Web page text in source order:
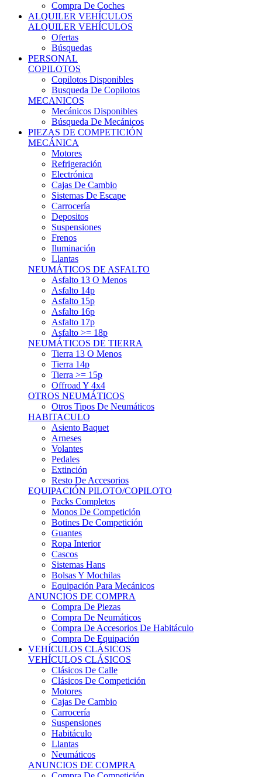
ALQUILER VEHÍCULOS
Ofertas
Búsquedas
PERSONAL
COPILOTOS
Copilotos Disponibles
Busqueda De Copilotos
MECANICOS
Mecánicos Disponibles
Búsqueda De Mecánicos
PIEZAS DE COMPETICIÓN
MECÁNICA
Motores
Refrigeración
Electrónica
Cajas De Cambio
Sistemas De Escape
Carrocería
Depositos
Suspensiones
Frenos
Iluminación
Llantas
NEUMÁTICOS DE ASFALTO
Asfalto 13 O Menos
Asfalto 14p
Asfalto 15p
Asfalto 16p
Asfalto 17p
Asfalto >= 18p
NEUMÁTICOS DE TIERRA
Tierra 13 O Menos
Tierra 14p
Tierra >= 15p
Offroad Y 4x4
OTROS NEUMÁTICOS
Otros Tipos De Neumáticos
HABITACULO
Asiento Baquet
Arneses
Volantes
Pedales
Extinción
Resto De Accesorios
EQUIPACIÓN PILOTO/COPILOTO
Packs Completos
Monos De Competición
Botines De Competición
Guantes
Ropa Interior
Cascos
Sistemas Hans
Bolsas Y Mochilas
Equipación Para Mecánicos
ANUNCIOS DE COMPRA
Compra De Piezas
Compra De Neumáticos
Compra De Accesorios De Habitáculo
Compra De Equipación
VEHÍCULOS CLÁSICOS
VEHÍCULOS CLÁSICOS
Clásicos De Calle
Clásicos De Competición
Motores
Cajas De Cambio
Carrocería
Suspensiones
Habitáculo
Llantas
Neumáticos
ANUNCIOS DE COMPRA
Compra De Competición
Compra De Calle